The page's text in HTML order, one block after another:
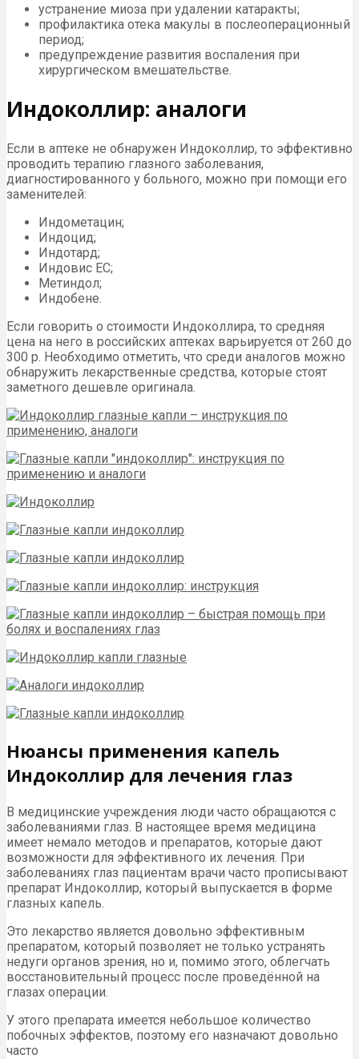
устранение миоза при удалении катаракты;
профилактика отека макулы в послеоперационный
период;
предупреждение развития воспаления при
хирургическом вмешательстве.
Индоколлир: аналоги
Если в аптеке не обнаружен Индоколлир, то эффективно
проводить терапию глазного заболевания,
диагностированного у больного, можно при помощи его
заменителей:
Индометацин;
Индоцид;
Индотард;
Индовис ЕС;
Метиндол;
Индобене.
Если говорить о стоимости Индоколлира, то средняя
цена на него в российских аптеках варьируется от 260 до
300 р. Необходимо отметить, что среди аналогов можно
обнаружить лекарственные средства, которые стоят
заметного дешевле оригинала.
Нюансы применения капель
Индоколлир для лечения глаз
В медицинские учреждения люди часто обращаются с
заболеваниями глаз. В настоящее время медицина
имеет немало методов и препаратов, которые дают
возможности для эффективного их лечения. При
заболеваниях глаз пациентам врачи часто прописывают
препарат Индоколлир, который выпускается в форме
глазных капель.
Это лекарство является довольно эффективным
препаратом, который позволяет не только устранять
недуги органов зрения, но и, помимо этого, облегчать
восстановительный процесс после проведённой на
глазах операции.
У этого препарата имеется небольшое количество
побочных эффектов, поэтому его назначают довольно
часто